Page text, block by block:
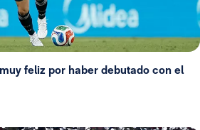
feliz por haber debutado con el